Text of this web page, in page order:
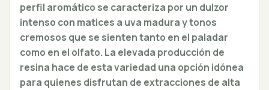
perfil aromático se caracteriza por un dulzor
intenso con matices a uva madura y tonos
cremosos que se sienten tanto en el paladar
como en el olfato. La elevada producción de
resina hace de esta variedad una opción idónea
para quienes disfrutan de extracciones de alta